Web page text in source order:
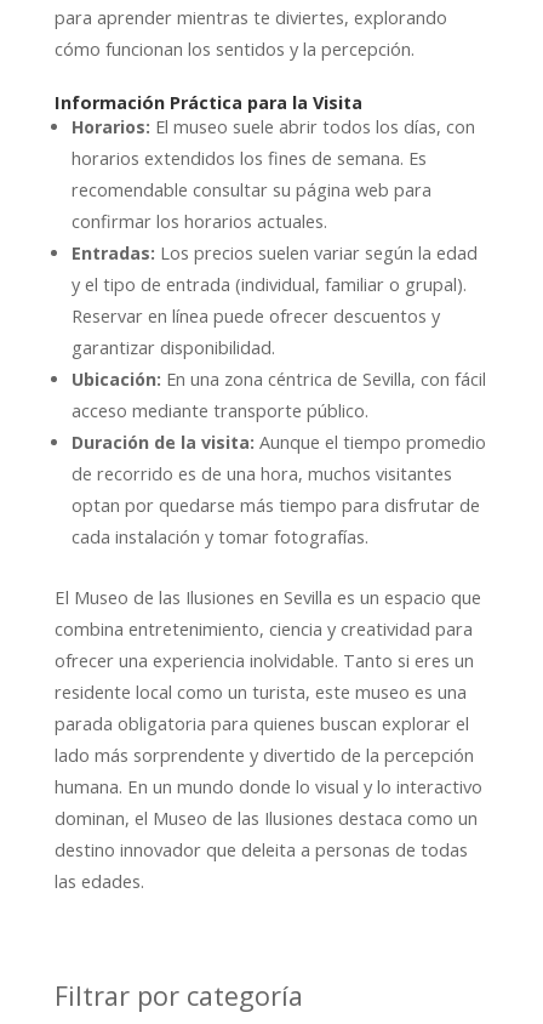
para aprender mientras te diviertes, explorando
cómo funcionan los sentidos y la percepción.
Información Práctica para la Visita
Horarios: El museo suele abrir todos los días, con
horarios extendidos los fines de semana. Es
recomendable consultar su página web para
confirmar los horarios actuales.
Entradas: Los precios suelen variar según la edad
y el tipo de entrada (individual, familiar o grupal).
Reservar en línea puede ofrecer descuentos y
garantizar disponibilidad.
Ubicación: En una zona céntrica de Sevilla, con fácil
acceso mediante transporte público.
Duración de la visita: Aunque el tiempo promedio
de recorrido es de una hora, muchos visitantes
optan por quedarse más tiempo para disfrutar de
cada instalación y tomar fotografías.
El Museo de las Ilusiones en Sevilla es un espacio que
combina entretenimiento, ciencia y creatividad para
ofrecer una experiencia inolvidable. Tanto si eres un
residente local como un turista, este museo es una
parada obligatoria para quienes buscan explorar el
lado más sorprendente y divertido de la percepción
humana. En un mundo donde lo visual y lo interactivo
dominan, el Museo de las Ilusiones destaca como un
destino innovador que deleita a personas de todas
las edades.
Filtrar por categoría